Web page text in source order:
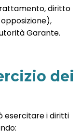
diritto
Garante.
dei
esercitare i diritti